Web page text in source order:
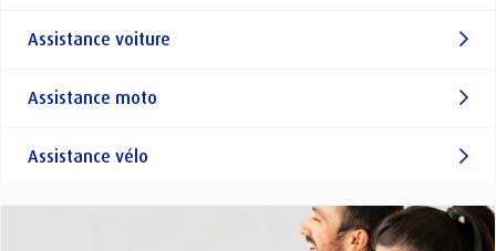
Assistance voiture
Assistance moto
Assistance vélo